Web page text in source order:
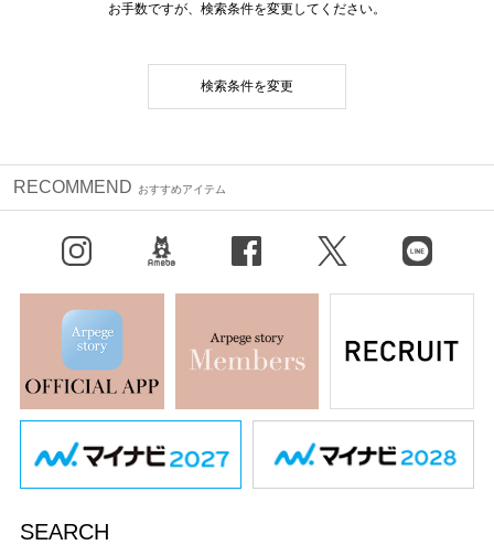
お手数ですが、検索条件を変更してください。
検索条件を変更
RECOMMEND おすすめアイテム
X（旧Twitter） LINE
SEARCH